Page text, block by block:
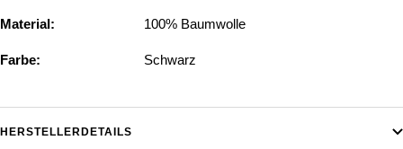
Material: 100% Baumwolle
Farbe: Schwarz
HERSTELLERDETAILS